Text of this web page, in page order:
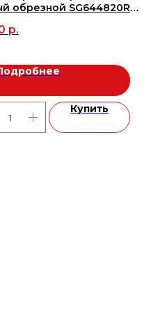
обрезной SG644820R
р.
Купить